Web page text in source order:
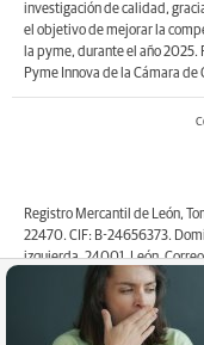
investigación de calidad,
el objetivo de mejorar la
la pyme, durante el año 2025.
Pyme Innova de la Cámara de
Registro Mercantil de León,
22470. CIF: B-24656373.
izquierda, 24001, León.
Copyright © ALNUAR 2000
empresa, de empresas del